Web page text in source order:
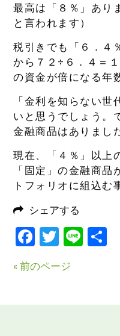
最高は「８％」あり
と言われます）
税引きでも「６．４
から７２÷６．４＝
の資金が倍になる年
「金利を知らない
いと思うでしょう。
金融商品はありまし
現在、「４％」以上
「固定」の金融商
トフォリオに組込む
シェアする
Facebook
Twitter
Line
« 前のページ